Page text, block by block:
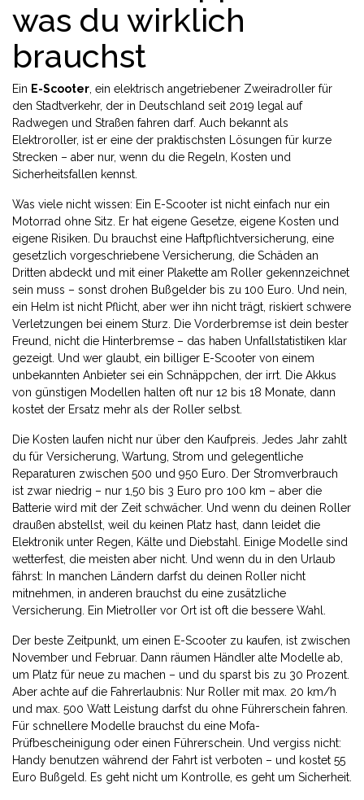
was du wirklich
brauchst
Ein E-Scooter ein elektrisch angetriebener Zweiradroller für
den Stadtverkehr, der in Deutschland seit 2019 legal auf
Radwegen und Straßen fahren darf. Auch bekannt als
Elektroroller, ist er eine der praktischsten Lösungen für kurze
Strecken – aber nur, wenn du die Regeln, Kosten und
Sicherheitsfallen kennst.
Was viele nicht wissen: Ein E-Scooter ist nicht einfach nur ein
Motorrad ohne Sitz. Er hat eigene Gesetze, eigene Kosten und
eigene Risiken. Du brauchst eine Haftpflichtversicherung eine
gesetzlich vorgeschriebene Versicherung, die Schäden an
Dritten abdeckt und mit einer Plakette am Roller gekennzeichnet
sein muss – sonst drohen Bußgelder bis zu 100 Euro. Und nein,
ein Helm ist nicht Pflicht, aber wer ihn nicht trägt, riskiert schwere
Verletzungen bei einem Sturz. Die Vorderbremse ist dein bester
Freund, nicht die Hinterbremse – das haben Unfallstatistiken klar
gezeigt. Und wer glaubt, ein billiger E-Scooter von einem
unbekannten Anbieter sei ein Schnäppchen, der irrt. Die Akkus
von günstigen Modellen halten oft nur 12 bis 18 Monate, dann
kostet der Ersatz mehr als der Roller selbst.
Die Kosten laufen nicht nur über den Kaufpreis. Jedes Jahr zahlt
du für Versicherung, Wartung, Strom und gelegentliche
Reparaturen zwischen 500 und 950 Euro. Der Stromverbrauch
ist zwar niedrig – nur 1,50 bis 3 Euro pro 100 km – aber die
Batterie wird mit der Zeit schwächer. Und wenn du deinen Roller
draußen abstellst, weil du keinen Platz hast, dann leidet die
Elektronik unter Regen, Kälte und Diebstahl. Einige Modelle sind
wetterfest, die meisten aber nicht. Und wenn du in den Urlaub
fährst: In manchen Ländern darfst du deinen Roller nicht
mitnehmen, in anderen brauchst du eine zusätzliche
Versicherung. Ein Mietroller vor Ort ist oft die bessere Wahl.
Der beste Zeitpunkt, um einen E-Scooter zu kaufen, ist zwischen
November und Februar. Dann räumen Händler alte Modelle ab,
um Platz für neue zu machen – und du sparst bis zu 30 Prozent.
Aber achte auf die Fahrerlaubnis: Nur Roller mit max. 20 km/h
und max. 500 Watt Leistung darfst du ohne Führerschein fahren.
Für schnellere Modelle brauchst du eine Mofa-
Prüfbescheinigung oder einen Führerschein. Und vergiss nicht:
Handy benutzen während der Fahrt ist verboten – und kostet 55
Euro Bußgeld. Es geht nicht um Kontrolle, es geht um Sicherheit.